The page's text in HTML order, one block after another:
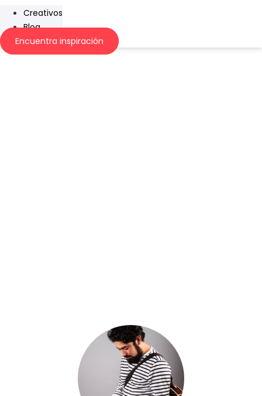
Creativos
Blog
Encuentra inspiración